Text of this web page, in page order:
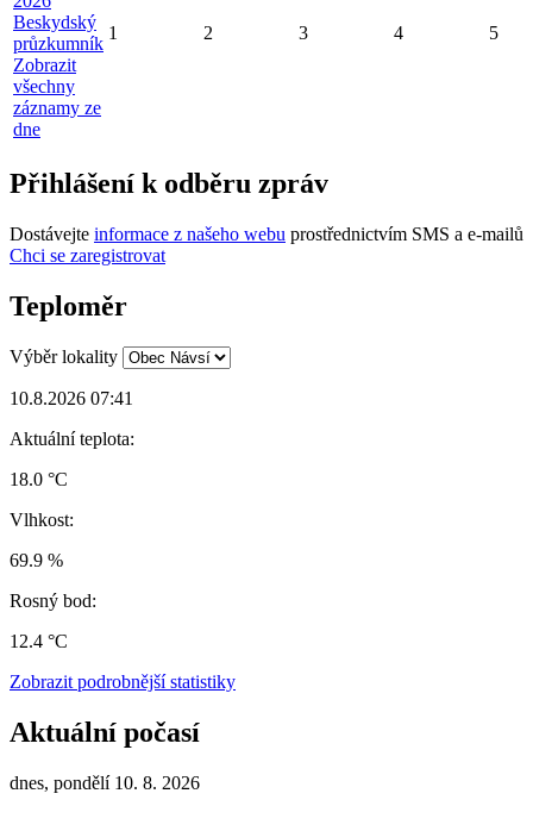
Beskydský
průzkumník
Zobrazit
všechny
záznamy ze
dne
1 2 3 4 5
Přihlášení k odběru zpráv
Dostávejte informace z našeho webu prostřednictvím SMS a e-mailů
Chci se zaregistrovat
Teploměr
Výběr lokality
10.8.2026 07:41
Aktuální teplota:
18.0 °C
Vlhkost:
69.9 %
Rosný bod:
12.4 °C
Zobrazit podrobnější statistiky
Aktuální počasí
dnes, pondělí 10. 8. 2026